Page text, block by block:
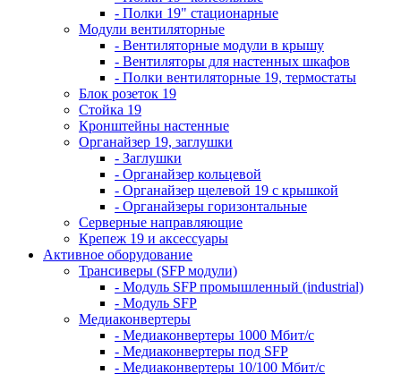
- Полки 19" стационарные
Модули вентиляторные
- Вентиляторные модули в крышу
- Вентиляторы для настенных шкафов
- Полки вентиляторные 19, термостаты
Блок розеток 19
Стойка 19
Кронштейны настенные
Органайзер 19, заглушки
- Заглушки
- Органайзер кольцевой
- Органайзер щелевой 19 с крышкой
- Органайзеры горизонтальные
Серверные направляющие
Крепеж 19 и аксессуары
Активное оборудование
Трансиверы (SFP модули)
- Модуль SFP промышленный (industrial)
- Модуль SFP
Медиаконвертеры
- Медиаконвертеры 1000 Мбит/с
- Медиаконвертеры под SFP
- Медиаконвертеры 10/100 Мбит/с